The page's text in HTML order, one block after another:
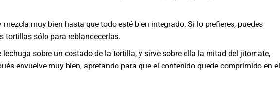
mezcla muy bien hasta que todo esté bien integrado. Si lo prefieres, puedes
tortillas sólo para reblandecerlas.
lechuga sobre un costado de la tortilla, y sirve sobre ella la mitad del jitomate,
envuelve muy bien, apretando para que el contenido quede comprimido en el